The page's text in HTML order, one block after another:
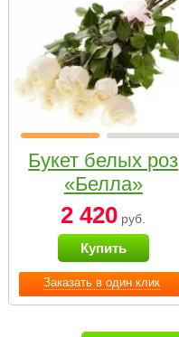
Заказать в один клик
Букет белых роз
«Белла»
2 420 руб.
Купить